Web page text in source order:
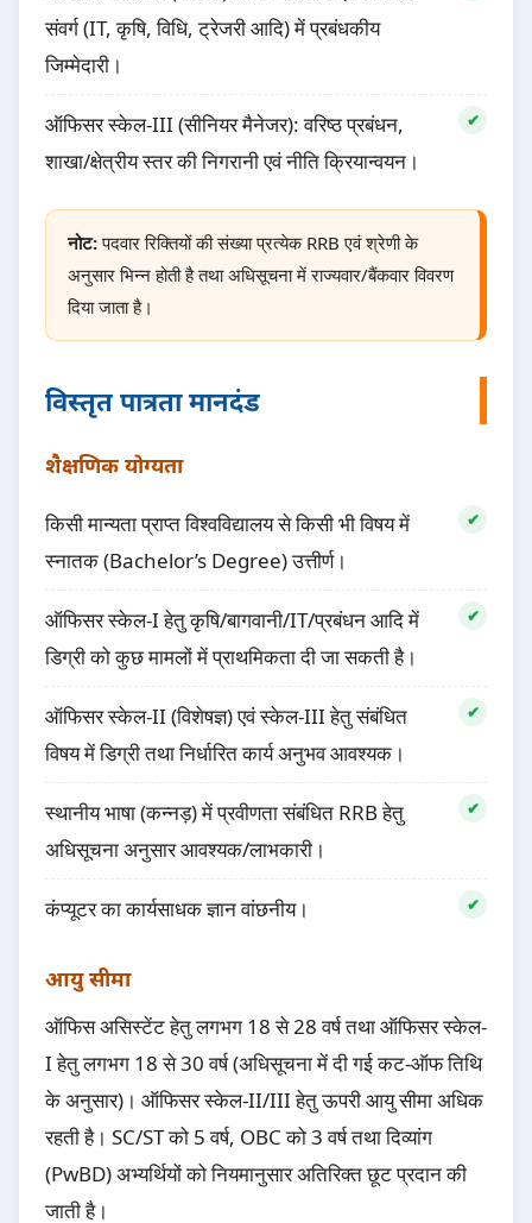
संवर्ग (IT, कृषि, विधि, ट्रेजरी आदि) में प्रबंधकीय
जिम्मेदारी।
ऑफिसर स्केल-III (सीनियर मैनेजर): वरिष्ठ प्रबंधन,
शाखा/क्षेत्रीय स्तर की निगरानी एवं नीति क्रियान्वयन।
नोट:पदवार रिक्तियों की संख्या प्रत्येक RRB एवं श्रेणी के
अनुसार भिन्न होती है तथा अधिसूचना में राज्यवार/बैंकवार विवरण
दिया जाता है।
विस्तृत पात्रता मानदंड
शैक्षणिक योग्यता
किसी मान्यता प्राप्त विश्वविद्यालय से किसी भी विषय में
स्नातक (Bachelor’s Degree) उत्तीर्ण।
ऑफिसर स्केल-I हेतु कृषि/बागवानी/IT/प्रबंधन आदि में
डिग्री को कुछ मामलों में प्राथमिकता दी जा सकती है।
ऑफिसर स्केल-II (विशेषज्ञ) एवं स्केल-III हेतु संबंधित
विषय में डिग्री तथा निर्धारित कार्य अनुभव आवश्यक।
स्थानीय भाषा (कन्नड़) में प्रवीणता संबंधित RRB हेतु
अधिसूचना अनुसार आवश्यक/लाभकारी।
कंप्यूटर का कार्यसाधक ज्ञान वांछनीय।
आयु सीमा
ऑफिस असिस्टेंट हेतु लगभग 18 से 28 वर्ष तथा ऑफिसर स्केल-
I हेतु लगभग 18 से 30 वर्ष (अधिसूचना में दी गई कट-ऑफ तिथि
के अनुसार)। ऑफिसर स्केल-II/III हेतु ऊपरी आयु सीमा अधिक
रहती है। SC/ST को 5 वर्ष, OBC को 3 वर्ष तथा दिव्यांग
(PwBD) अभ्यर्थियों को नियमानुसार अतिरिक्त छूट प्रदान की
जाती है।